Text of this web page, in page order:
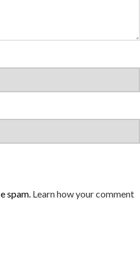
spam. Learn how your comment